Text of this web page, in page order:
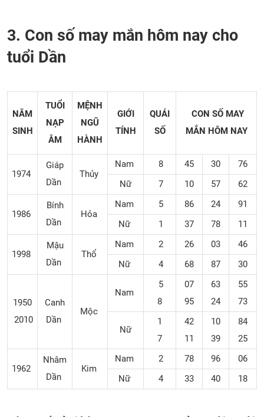
3. Con số may mắn hôm nay cho
tuổi Dần
NĂM
SINH
TUỔI
NẠP
ÂM
MỆNH
NGŨ
HÀNH
GIỚI
TÍNH
QUÁI
SỐ
CON SỐ MAY
MẮN HÔM NAY
1974
Giáp
Dần
Thủy
Nam 8 45 30
76
Nữ
7 10 57 62
1986
Bính
Dần
Hỏa
Nam 5 86 24
91
Nữ
1 37 78 11
1998
Mậu
Dần
Thổ
Nam 2 26 03
46
Nữ
4 68 87 30
1950
2010
Canh
Dần
Mộc
Nam
5
8
07
95
63
24
55
73
Nữ
1
7
42
11
10
39
84
25
1962
Nhâm
Dần
Kim
Nam 2 78 96
06
Nữ
4 33 40 18